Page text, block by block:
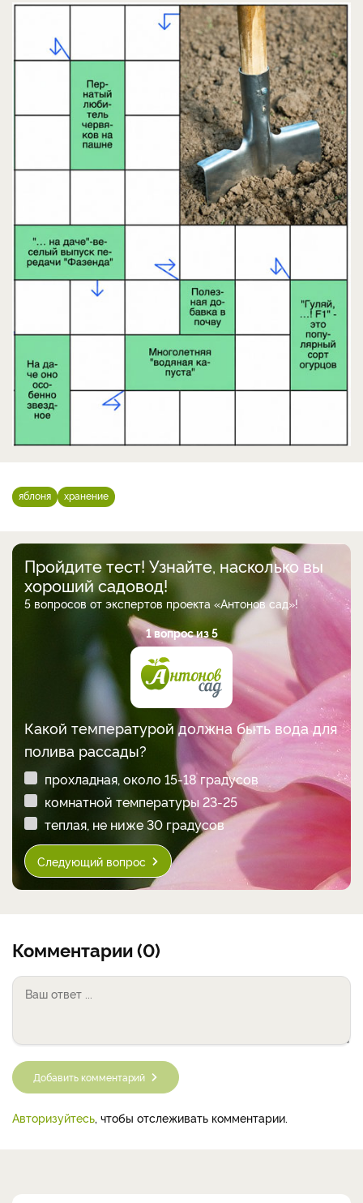
яблоня хранение
Пройдите тест! Узнайте, насколько вы
хороший садовод!
5 вопросов от экспертов проекта «Антонов сад»!
1 вопрос из 5
Какой температурой должна быть вода для
полива рассады?
прохладная, около 15-18 градусов
комнатной температуры 23-25
теплая, не ниже 30 градусов
Следующий вопрос
Комментарии (0)
Добавить комментарий
Авторизуйтесь, чтобы отслеживать комментарии.